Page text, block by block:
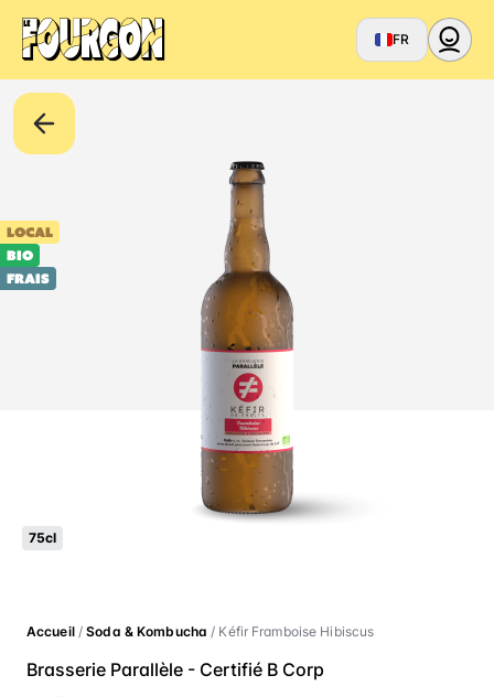
FR
LOCAL
BIO
Frais
75cl
Accueil/Soda & Kombucha / Kéfir Framboise Hibiscus
Brasserie Parallèle - Certifié B Corp